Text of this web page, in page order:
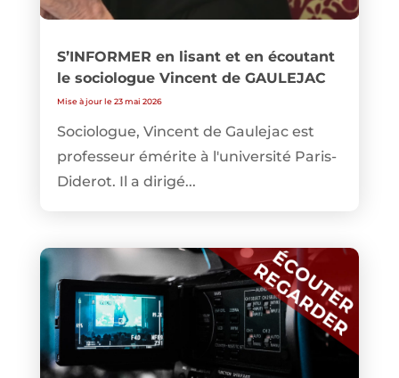
S’INFORMER en lisant et en écoutant
le sociologue Vincent de GAULEJAC
Mise à jour le 23 mai 2026
Sociologue, Vincent de Gaulejac est
professeur émérite à l'université Paris-
Diderot. Il a dirigé...